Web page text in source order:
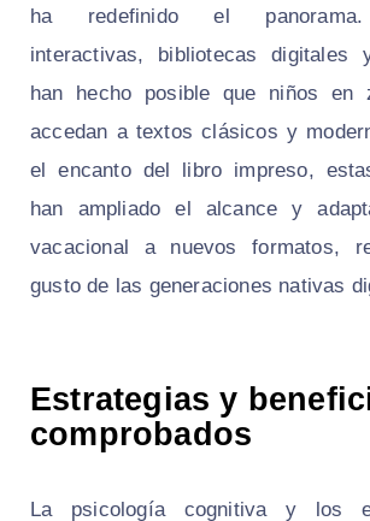
ha redefinido el panorama.
interactivas, bibliotecas digitales
han hecho posible que niños en
accedan a textos clásicos y
el encanto del libro impreso,
han ampliado el alcance y
vacacional a nuevos formatos,
gusto de las generaciones nativas
Estrategias y
comprobados
La psicología cognitiva y los